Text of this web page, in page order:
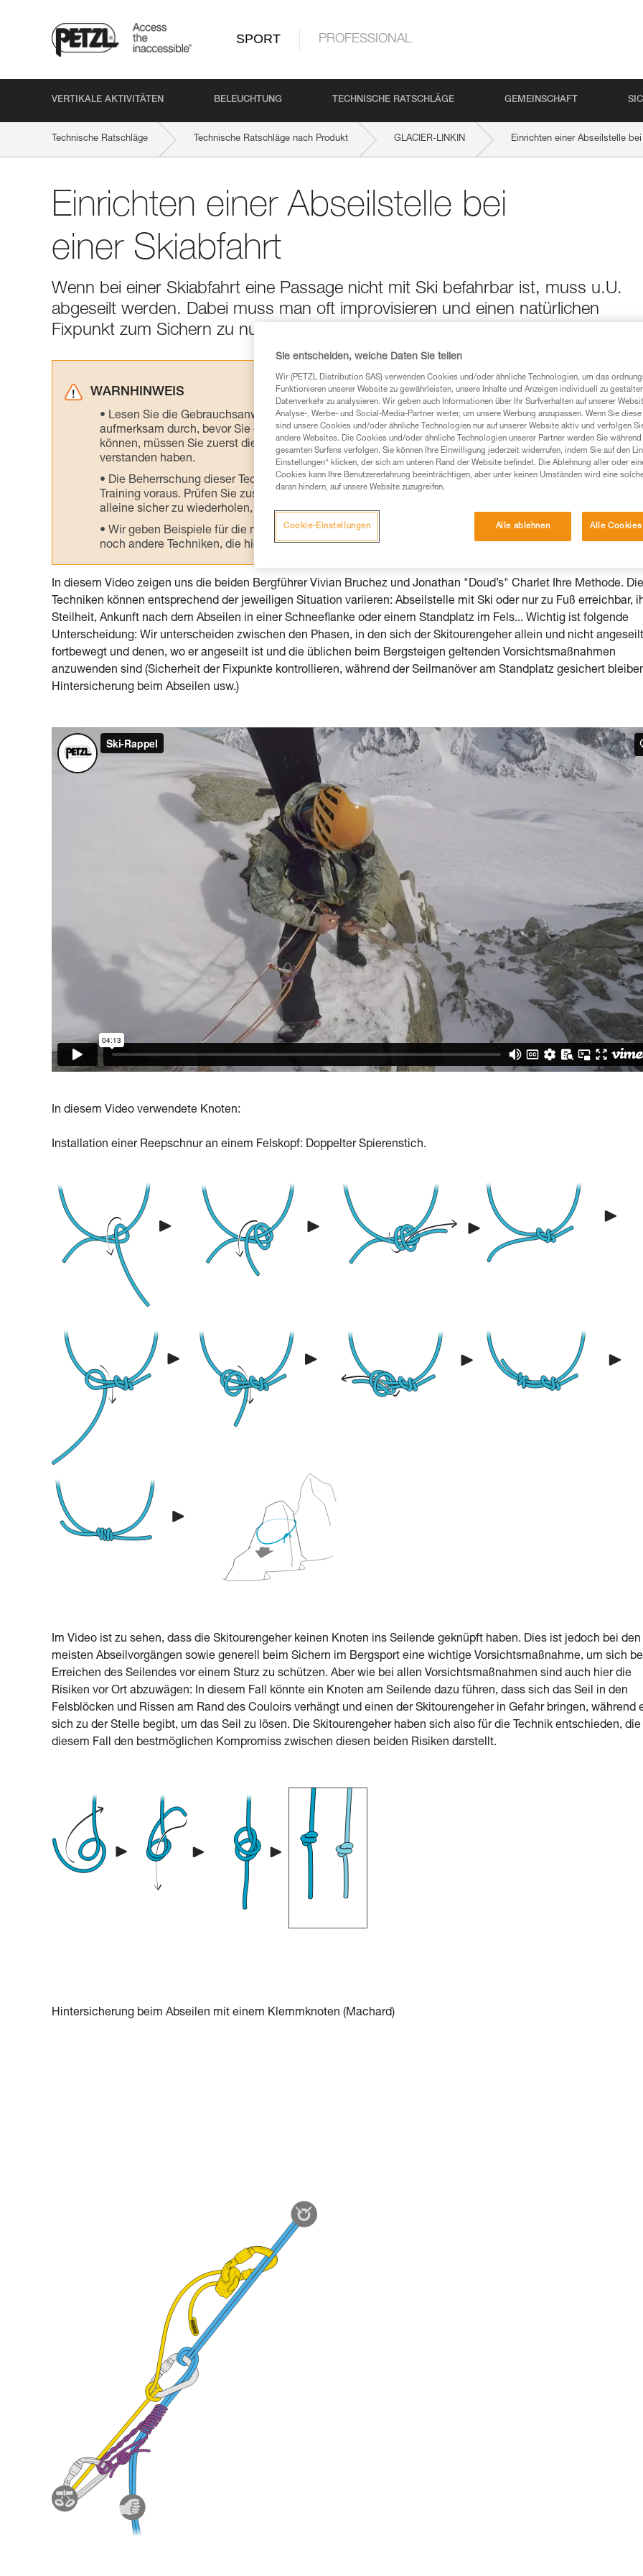
SPORT PROFESSIONAL
VERTIKALE AKTIVITÄTEN BELEUCHTUNG TECHNISCHE RATSCHLÄGE GEMEINSCHAFT
Technische Ratschläge Technische Ratschläge nach Produkt GLACIER-LINKIN Einrichten einer Abseilstelle
Einrichten einer Abseilstelle bei
einer Skiabfahrt
Wenn bei einer Skiabfahrt eine Passage nicht mit Ski befahrbar ist, muss u.U.
abgeseilt werden. Dabei muss man oft improvisieren und einen natürlichen
Fixpunkt zum Sichern zu nutzen.
WARNHINWEIS
Lesen Sie die Gebrauchsanweisungen der Produkte, um die es in diesem Tech Tipp geht,
aufmerksam durch, bevor Sie diesen zu Rate ziehen. Um diese Zusatzinformationen verstehen zu
können, müssen Sie zuerst die in der Gebrauchsanweisung enthaltenen Informationen richtig
verstanden haben.
Die Beherrschung dieser Techniken setzt eine entsprechende Ausbildung und ein spezielles
Training voraus. Prüfen Sie zusammen mit einem Profi, ob Sie in der Lage sind, den Vorgang
alleine sicher zu wiederholen, bevor Sie ihn eigenständig durchführen.
Wir geben Beispiele für die mit Ihrer Aktivität verbundenen Techniken. Möglicherweise gibt es
noch andere Techniken, die hier nicht beschrieben werden.
In diesem Video zeigen uns die beiden Bergführer Vivian Bruchez und Jonathan "Doud’s" Charlet Ihre Methode. Die
Techniken können entsprechend der jeweiligen Situation variieren: Abseilstelle mit Ski oder nur zu Fuß erreichbar,
Steilheit, Ankunft nach dem Abseilen in einer Schneeflanke oder einem Standplatz im Fels... Wichtig ist folgende
Unterscheidung: Wir unterscheiden zwischen den Phasen, in den sich der Skitourengeher allein und nicht angeseilt
fortbewegt und denen, wo er angeseilt ist und die üblichen beim Bergsteigen geltenden Vorsichtsmaßnahmen
anzuwenden sind (Sicherheit der Fixpunkte kontrollieren, während der Seilmanöver am Standplatz gesichert
Hintersicherung beim Abseilen usw.)
In diesem Video verwendete Knoten:
Installation einer Reepschnur an einem Felskopf: Doppelter Spierenstich.
Im Video ist zu sehen, dass die Skitourengeher keinen Knoten ins Seilende geknüpft haben. Dies ist jedoch bei den
meisten Abseilvorgängen sowie generell beim Sichern im Bergsport eine wichtige Vorsichtsmaßnahme, um sich
Erreichen des Seilendes vor einem Sturz zu schützen. Aber wie bei allen Vorsichtsmaßnahmen sind auch hier die
Risiken vor Ort abzuwägen: In diesem Fall könnte ein Knoten am Seilende dazu führen, dass sich das Seil in den
Felsblöcken und Rissen am Rand des Couloirs verhängt und einen der Skitourengeher in Gefahr bringen, während
sich zu der Stelle begibt, um das Seil zu lösen. Die Skitourengeher haben sich also für die Technik entschieden, die
diesem Fall den bestmöglichen Kompromiss zwischen diesen beiden Risiken darstellt.
Hintersicherung beim Abseilen mit einem Klemmknoten (Machard)
Sie entscheiden, welche Daten Sie teilen
Wir (PETZL Distribution SAS) verwenden Cookies und/oder ähnliche Technologien, um das
Funktionieren unserer Website zu gewährleisten, unsere Inhalte und Anzeigen individuell zu
Datenverkehr zu analysieren. Wir geben auch Informationen über Ihr Surfverhalten auf unserer
Analyse-, Werbe- und Social-Media-Partner weiter, um unsere Werbung anzupassen. Wenn Sie
sind unsere Cookies und/oder ähnliche Technologien nur auf unserer Website aktiv und verfolgen
andere Websites. Die Cookies und/oder ähnliche Technologien unserer Partner werden Sie während
gesamten Surfens verfolgen. Sie können Ihre Einwilligung jederzeit widerrufen, indem Sie auf den
Einstellungen“ klicken, der sich am unteren Rand der Website befindet. Die Ablehnung aller oder
Cookies kann Ihre Benutzererfahrung beeinträchtigen, aber unter keinen Umständen wird eine
daran hindern, auf unsere Website zuzugreifen.
Alle ablehnen Alle
Cookie-Einstellungen